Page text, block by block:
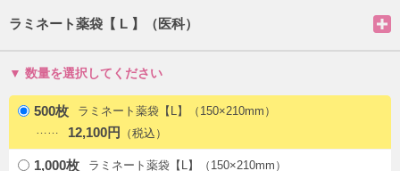
ラミネート薬袋【 L 】（医科）
数量を選択してください
500枚 ラミネート薬袋【L】（150×210mm）
12,100円
1,000枚 ラミネート薬袋【L】（150×210mm）